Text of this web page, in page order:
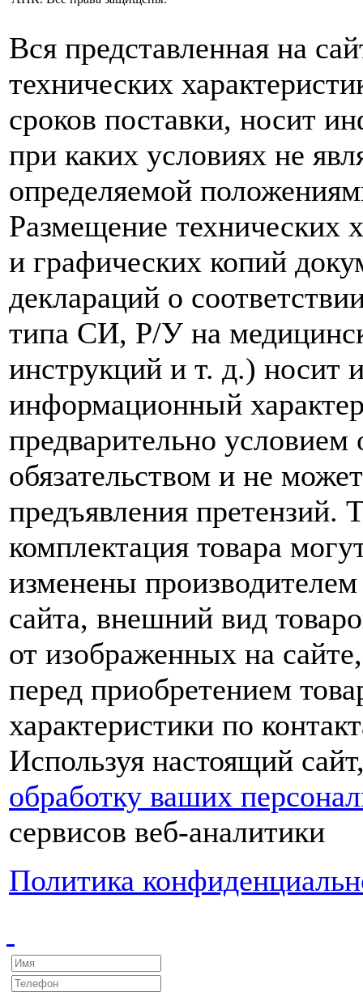
Вся представленная на
технических
сроков поставки, носит
при каких условиях не
определяемой
Размещение технических
и графических копий
деклараций о
типа СИ, Р/У на
инструкций и т. д.) носит
информационный
предварительно условием
обязательством и не
предъявления претензий.
комплектация товара
изменены производителем
сайта, внешний вид
от изображенных на
перед приобретением
характеристики по
Используя настоящий
обработку ваших
сервисов веб-аналитики
Политика